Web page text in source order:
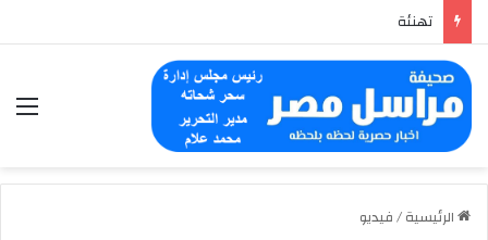
تهنئة
الرئيسية/فيديو